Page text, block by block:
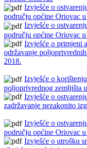
Izvješće o
području općine Oriovac
Izvješće o
području općine Oriovac
Izvješće o primjeni
održavanje
2018.
Izvješće o
poljoprivrednog zemljišta
Izvješće o
zadržavanje nezakonito
Izvješće o
području općine Oriovac
Izvješće o utrošku